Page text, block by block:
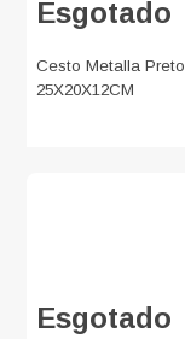
Esgotado
Cesto Metalla Preto
25X20X12CM
Esgotado